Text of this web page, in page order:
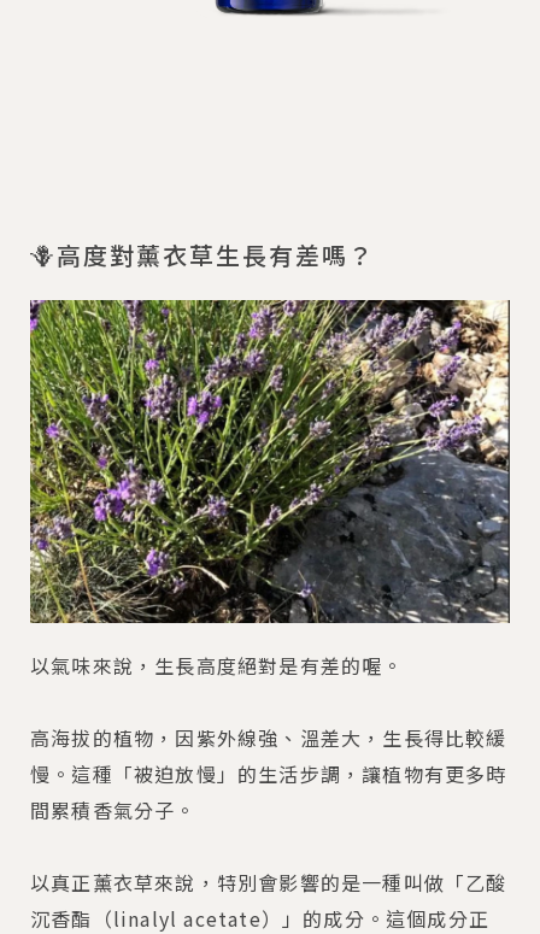
🪻高度對薰衣草生長有差嗎？
以氣味來說，生長高度絕對是有差的喔。
高海拔的植物，因紫外線強、溫差大，生長得比較緩
慢。這種「被迫放慢」的生活步調，讓植物有更多時
間累積香氣分子。
以真正薰衣草來說，特別會影響的是一種叫做「乙酸
沉香酯（linalyl acetate）」的成分。這個成分正